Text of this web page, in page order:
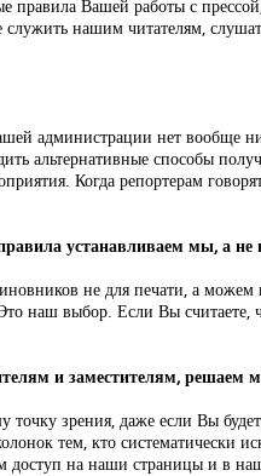
правила Вашей работы с
нашим читателям,
администрации нет
альтернативные способы
Когда репортерам
устанавливаем мы, а
не для печати, а
наш выбор. Если Вы
и заместителям, решаем
зрения, даже если Вы
тем, кто систематически
доступ на наши страницы и в